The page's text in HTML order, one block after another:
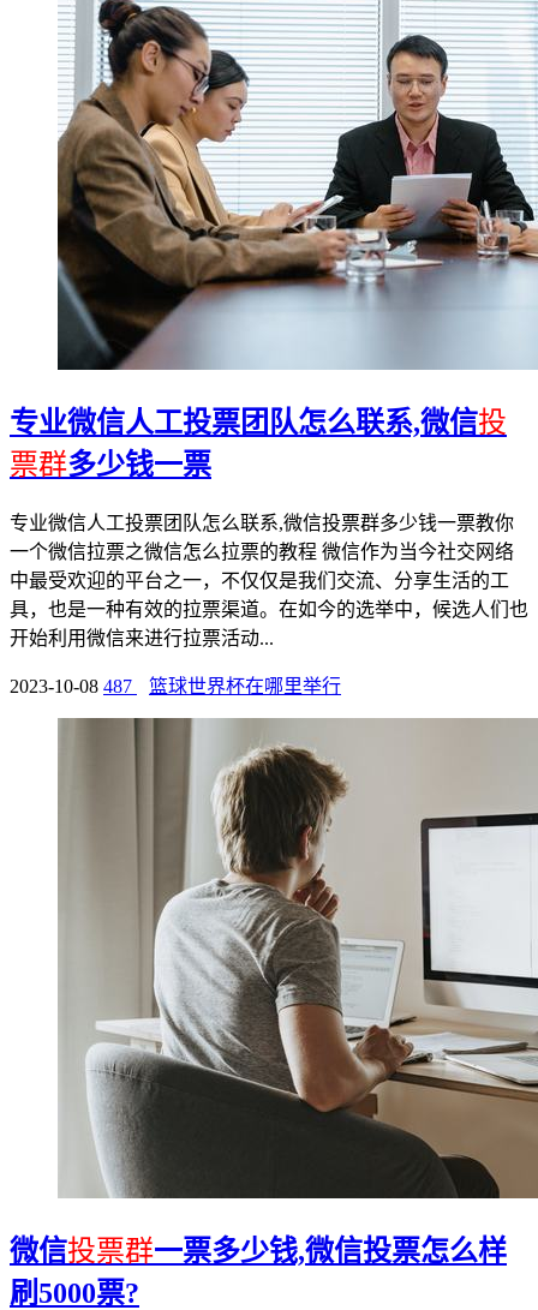
专业微信人工投票团队怎么联系,微信投
票群多少钱一票
专业微信人工投票团队怎么联系,微信投票群多少钱一票教你
一个微信拉票之微信怎么拉票的教程 微信作为当今社交网络
中最受欢迎的平台之一，不仅仅是我们交流、分享生活的工
具，也是一种有效的拉票渠道。在如今的选举中，候选人们也
开始利用微信来进行拉票活动...
2023-10-08 487 篮球世界杯在哪里举行
微信投票群一票多少钱,微信投票怎么样
刷5000票?